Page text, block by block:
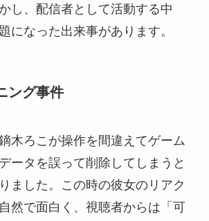
し、配信者として活動する中
になった出来事があります。
ング事件
木ろこが操作を間違えてゲーム
ータを誤って削除してしまうと
ました。この時の彼女のリアク
然で面白く、視聴者からは「可